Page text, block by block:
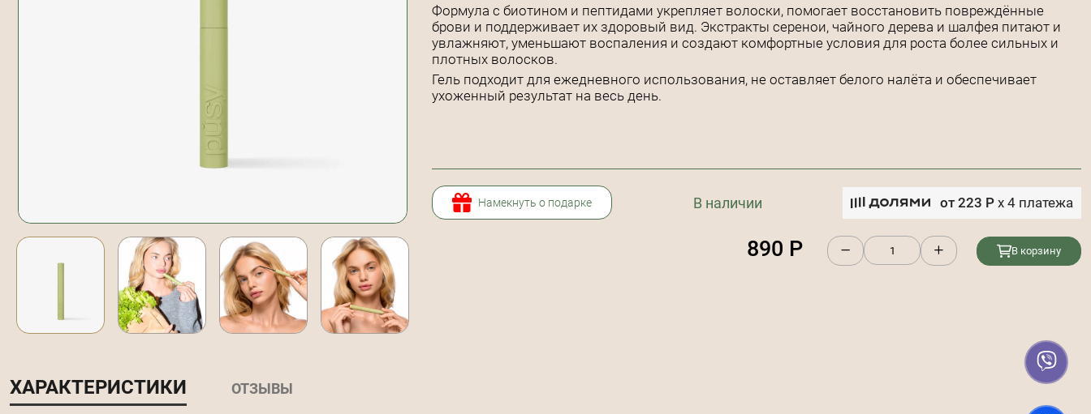
Формула с биотином и пептидами укрепляет волоски, помогает восстановить повреждённые
брови и поддерживает их здоровый вид. Экстракты серенои, чайного дерева и шалфея питают и
увлажняют, уменьшают воспаления и создают комфортные условия для роста более сильных и
плотных волосков.
Гель подходит для ежедневного использования, не оставляет белого налёта и обеспечивает
ухоженный результат на весь день.
Намекнуть о подарке В наличии от 223 Р x 4 платежа
890 Р В корзину
ХАРАКТЕРИСТИКИ ОТЗЫВЫ